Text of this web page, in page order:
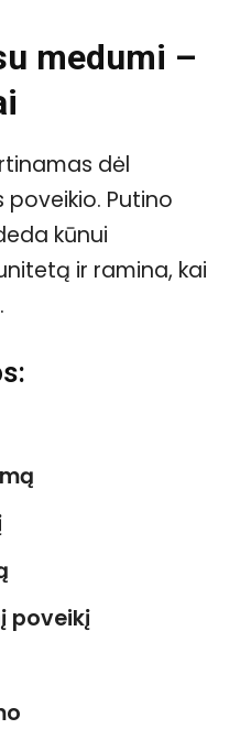
medumi –
dėl
Putino
kūnui
ir ramina, kai
poveikį